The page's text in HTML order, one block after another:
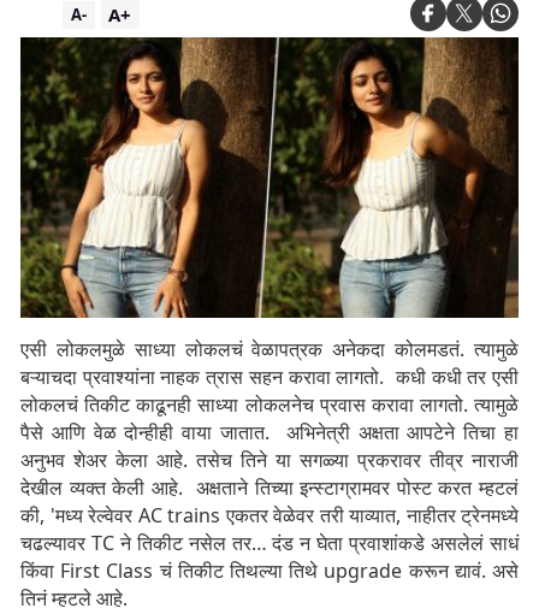
A+
A-
एसी लोकलमुळे साध्या लोकलचं वेळापत्रक अनेकदा कोलमडतं. त्यामुळे
बऱ्याचदा प्रवाश्यांना नाहक त्रास सहन करावा लागतो. कधी कधी तर एसी
लोकलचं तिकीट काढूनही साध्या लोकलनेच प्रवास करावा लागतो. त्यामुळे
पैसे आणि वेळ दोन्हीही वाया जातात. अभिनेत्री अक्षता आपटेने तिचा हा
अनुभव शेअर केला आहे. तसेच तिने या सगळ्या प्रकरावर तीव्र नाराजी
देखील व्यक्त केली आहे. अक्षताने तिच्या इन्स्टाग्रामवर पोस्ट करत म्हटलं
की, 'मध्य रेल्वेवर AC trains एकतर वेळेवर तरी याव्यात, नाहीतर ट्रेनमध्ये
चढल्यावर TC ने तिकीट नसेल तर… दंड न घेता प्रवाशांकडे असलेलं साधं
किंवा First Class चं तिकीट तिथल्या तिथे upgrade करून द्यावं. असे
तिनं म्हटले आहे.